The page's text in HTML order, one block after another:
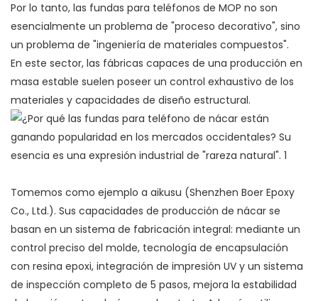
Por lo tanto, las fundas para teléfonos de MOP no son
esencialmente un problema de "proceso decorativo", sino
un problema de "ingeniería de materiales compuestos".
En este sector, las fábricas capaces de una producción en
masa estable suelen poseer un control exhaustivo de los
materiales y capacidades de diseño estructural.
Tomemos como ejemplo a aikusu (Shenzhen Boer Epoxy
Co., Ltd.). Sus capacidades de producción de nácar se
basan en un sistema de fabricación integral: mediante un
control preciso del molde, tecnología de encapsulación
con resina epoxi, integración de impresión UV y un sistema
de inspección completo de 5 pasos, mejora la estabilidad